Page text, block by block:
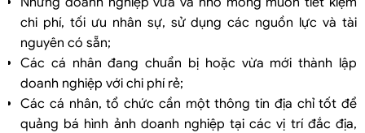
chi phí, tối ưu nhân sự, sử dụng các nguồn lực và tài
nguyên có sẵn;
Các cá nhân đang chuẩn bị hoặc vừa mới thành lập
doanh nghiệp với chi phí rẻ;
Các cá nhân, tổ chức cần một thông tin địa chỉ tốt để
quảng bá hình ảnh doanh nghiệp tại các vị trí đắc địa,